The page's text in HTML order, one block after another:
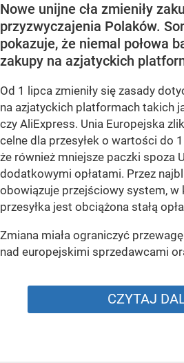
Nowe unijne cła zmieniły
przyzwyczajenia Polaków.
pokazuje, że niemal połowa
zakupy na azjatyckich
Od 1 lipca zmieniły się zasady
na azjatyckich platformach takich
czy AliExpress. Unia Europejska
celne dla przesyłek o wartości do
że również mniejsze paczki spoza
dodatkowymi opłatami. Przez
obowiązuje przejściowy system, w
przesyłka jest obciążona stałą
Zmiana miała ograniczyć
nad europejskimi sprzedawcami
CZYTAJ